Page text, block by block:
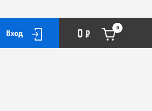
Вход 0 ₽
0